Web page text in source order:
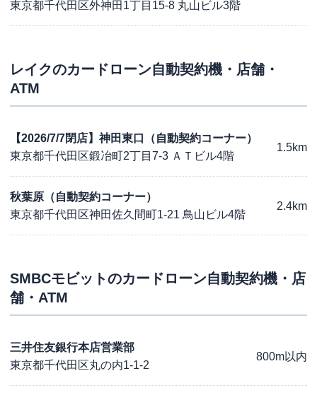
東京都千代田区外神田1丁目15-8 丸山ビル3階
レイクのカードローン自動契約機・店舗・
ATM
【2026/7/7閉店】神田東口（自動契約コーナー）
東京都千代田区鍛冶町2丁目7-3 ＡＴビル4階
1.5km
秋葉原（自動契約コーナー）
東京都千代田区神田佐久間町1-21 鳥山ビル4階
2.4km
SMBCモビットのカードローン自動契約機・店
舗・ATM
三井住友銀行本店営業部
東京都千代田区丸の内1-1-2
800m以内